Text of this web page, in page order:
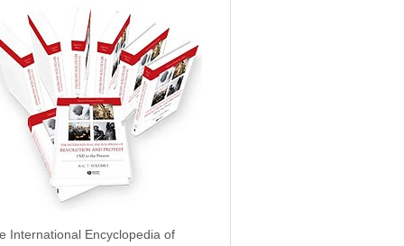
International Encyclopedia of